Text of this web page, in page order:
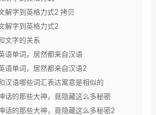
解字到英格力式2 拷贝
解字到英格力式2
文字的关系
语单词，居然都来自汉语
语单词，居然都来自汉语2
汉语哪些词汇表达寓意是相似的
话的那些大神，竟隐藏这么多秘密
话的那些大神，竟隐藏这么多秘密2